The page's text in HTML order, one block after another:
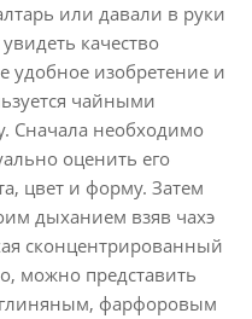
или давали в руки
качество
удобное изобретение и
чайными
Сначала необходимо
оценить его
цвет и форму. Затем
дыханием взяв чахэ
сконцентрированный
можно представить
глиняным, фарфоровым